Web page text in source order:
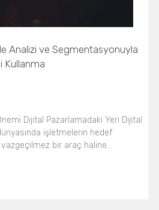
Analizi ve Segmentasyonuyla
Kullanma
Dijital Pazarlamadaki Yeri Dijital
işletmelerin hedef
bir araç haline…